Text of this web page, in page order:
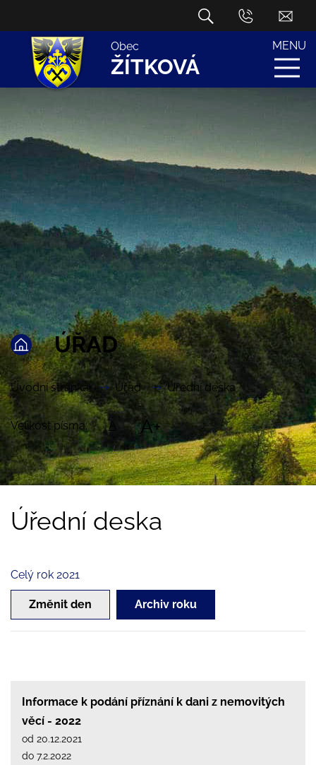
Obec
ŽÍTKOVÁ
MENU
ÚŘAD
Úvodní stránka Úřad Úřední deska
Velikost písma: A A+
Úřední deska
Celý rok 2021
Změnit den Archiv roku
Informace k podání příznání k dani z nemovitých
věcí - 2022
od 20.12.2021
do 7.2.2022